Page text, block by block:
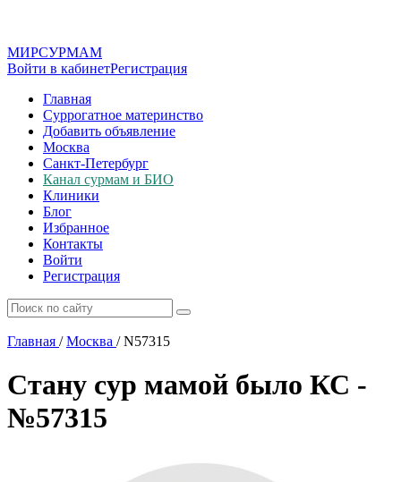
МИРСУРМАМ
Войти в кабинетРегистрация
Главная
Суррогатное материнство
Добавить объявление
Москва
Санкт-Петербург
Канал сурмам и БИО
Клиники
Блог
Избранное
Контакты
Войти
Регистрация
Главная / Москва /N57315
Стану сур мамой было КС -
№57315